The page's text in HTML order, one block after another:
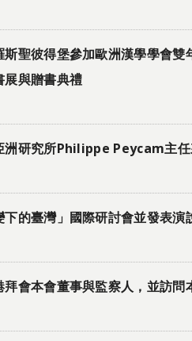
聖彼得堡參加歐洲漢學學會雙
展與贈書典禮
洲研究所Philippe Peycam主
的臺灣」國際研討會並發表演
會本會董事與監察人，並訪問